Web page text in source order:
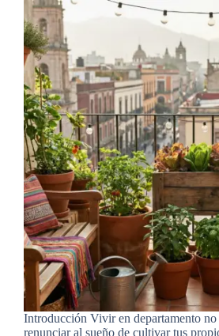
Introducción Vivir en departamento
renunciar al sueño de cultivar tus